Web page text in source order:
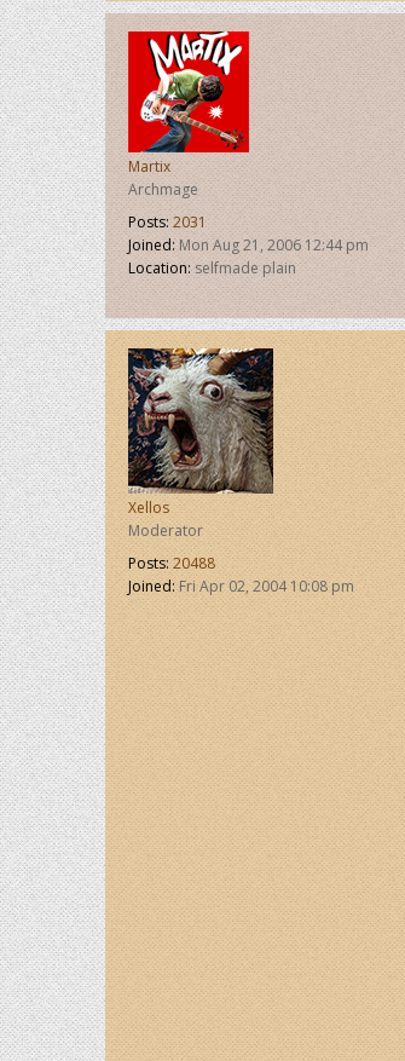
Martix
Archmage
Posts: 2031
Joined:Mon Aug 21, 2006 12:44 pm
Location:selfmade plain
Xellos
Moderator
Posts: 20488
Joined:Fri Apr 02, 2004 10:08 pm